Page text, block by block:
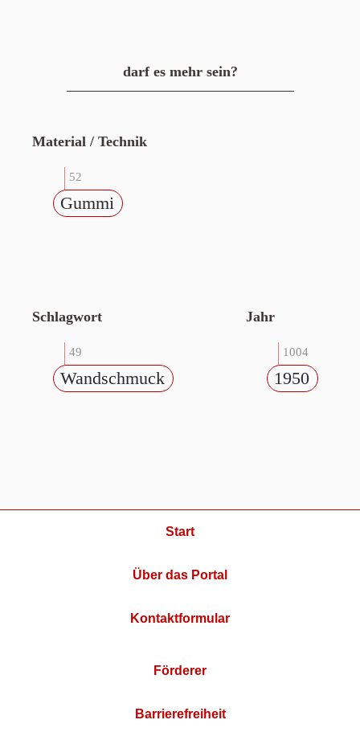
darf es mehr sein?
Material / Technik
52
Gummi
Schlagwort
49
Wandschmuck
Jahr
1004
1950
Start
Über das Portal
Kontaktformular
Förderer
Barrierefreiheit